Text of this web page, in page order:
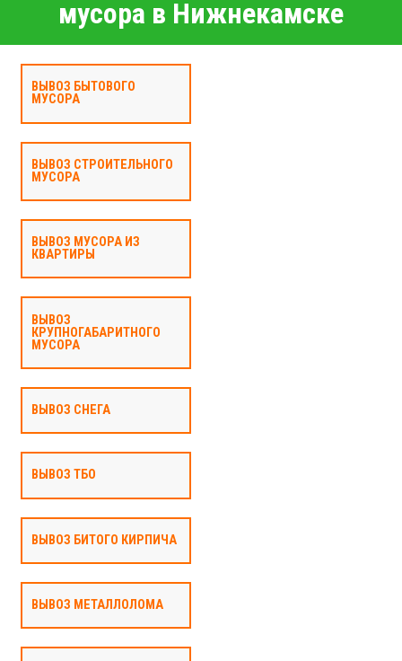
мусора в Нижнекамске
ВЫВОЗ БЫТОВОГО
МУСОРА
ВЫВОЗ СТРОИТЕЛЬНОГО
МУСОРА
ВЫВОЗ МУСОРА ИЗ
КВАРТИРЫ
ВЫВОЗ
КРУПНОГАБАРИТНОГО
МУСОРА
ВЫВОЗ СНЕГА
ВЫВОЗ ТБО
ВЫВОЗ БИТОГО КИРПИЧА
ВЫВОЗ МЕТАЛЛОЛОМА